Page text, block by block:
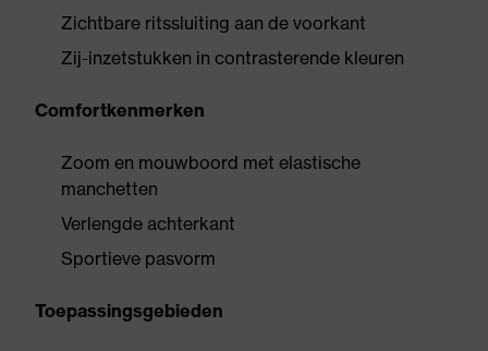
Zichtbare ritssluiting aan de voorkant
Zij-inzetstukken in contrasterende kleuren
Comfortkenmerken
Zoom en mouwboord met elastische
manchetten
Verlengde achterkant
Sportieve pasvorm
Toepassingsgebieden